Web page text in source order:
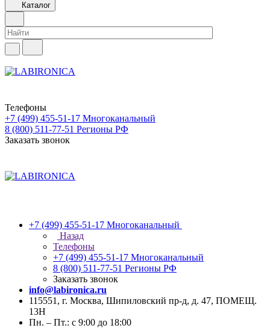
Каталог
Телефоны
+7 (499) 455-51-17 Многоканальный
8 (800) 511-77-51 Регионы РФ
Заказать звонок
+7 (499) 455-51-17 Многоканальный
Назад
Телефоны
+7 (499) 455-51-17 Многоканальный
8 (800) 511-77-51 Регионы РФ
Заказать звонок
info@labironica.ru
115551, г. Москва, Шипиловский пр-д, д. 47, ПОМЕЩ.
13Н
Пн. – Пт.: с 9:00 до 18:00